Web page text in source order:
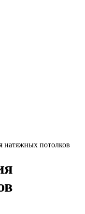
натяжных потолков